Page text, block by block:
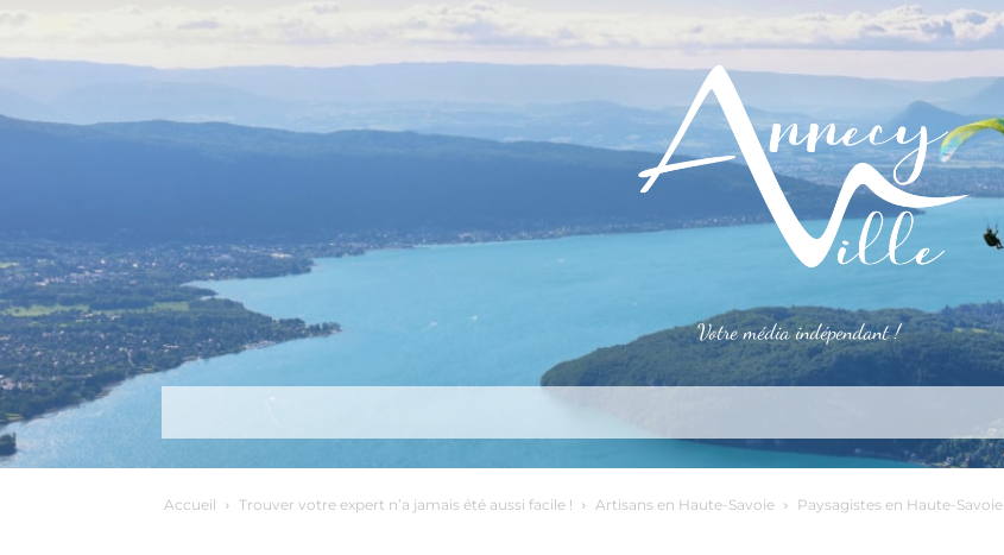
Votre média indépendant !
Accueil Trouver votre expert n’a jamais été aussi facile ! Artisans en Haute-Savoie Paysagistes en Haute-Savoie